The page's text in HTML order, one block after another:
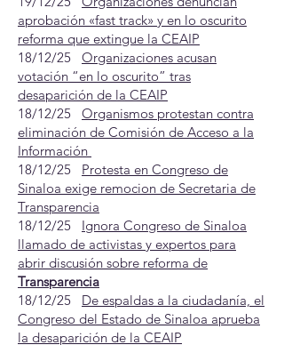
aprobación «fast track» y en lo oscurito
reforma que extingue la CEAIP
18/12/25 Organizaciones acusan
votación “en lo oscurito” tras
desaparición de la CEAIP
18/12/25 Organismos protestan contra
eliminación de Comisión de Acceso a la
Información
18/12/25 Protesta en Congreso de
Sinaloa exige remocion de Secretaria de
Transparencia
18/12/25 Ignora Congreso de Sinaloa
llamado de activistas y expertos para
abrir discusión sobre reforma de
Transparencia
18/12/25 De espaldas a la ciudadanía, el
Congreso del Estado de Sinaloa aprueba
la desaparición de la CEAIP